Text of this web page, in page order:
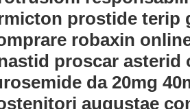
prostide terip
robaxin
proscar asterid
da 20mg
augustae